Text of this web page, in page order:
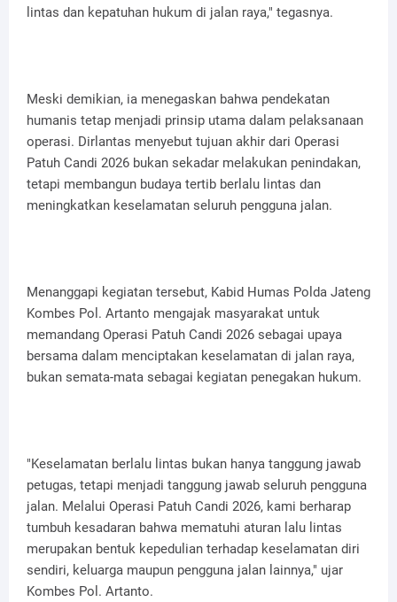
lintas dan kepatuhan hukum di jalan raya," tegasnya.
Meski demikian, ia menegaskan bahwa pendekatan
humanis tetap menjadi prinsip utama dalam pelaksanaan
operasi. Dirlantas menyebut tujuan akhir dari Operasi
Patuh Candi 2026 bukan sekadar melakukan penindakan,
tetapi membangun budaya tertib berlalu lintas dan
meningkatkan keselamatan seluruh pengguna jalan.
Menanggapi kegiatan tersebut, Kabid Humas Polda Jateng
Kombes Pol. Artanto mengajak masyarakat untuk
memandang Operasi Patuh Candi 2026 sebagai upaya
bersama dalam menciptakan keselamatan di jalan raya,
bukan semata-mata sebagai kegiatan penegakan hukum.
"Keselamatan berlalu lintas bukan hanya tanggung jawab
petugas, tetapi menjadi tanggung jawab seluruh pengguna
jalan. Melalui Operasi Patuh Candi 2026, kami berharap
tumbuh kesadaran bahwa mematuhi aturan lalu lintas
merupakan bentuk kepedulian terhadap keselamatan diri
sendiri, keluarga maupun pengguna jalan lainnya," ujar
Kombes Pol. Artanto.